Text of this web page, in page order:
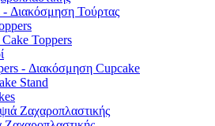
- Διακόσμηση Τούρτας
Toppers
- Διακόσμηση Cupcake
Stand
Ζαχαροπλαστικής